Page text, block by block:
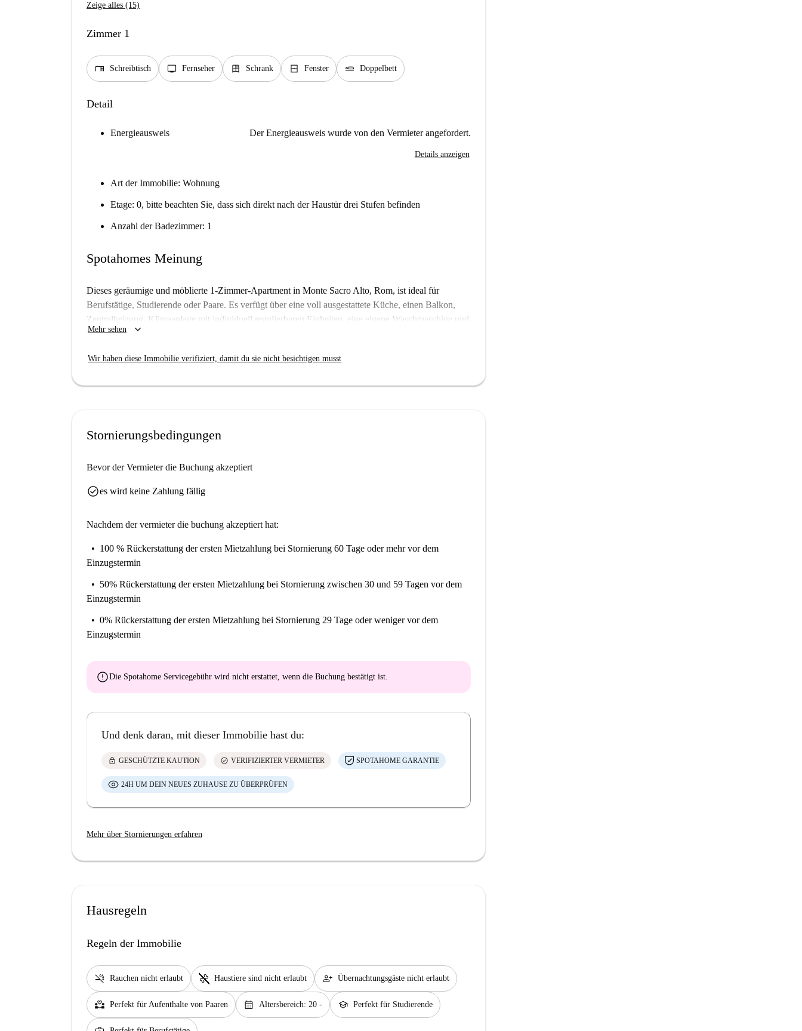
Zeige alles (15)
Zimmer 1
desk Schreibtisch tv Fernseher dresser Schrank window_closed Fenster airline_seat_flat Doppelbett
Detail
Energieausweis Der Energieausweis wurde von den Vermieter angefordert.
Details anzeigen
Art der Immobilie: Wohnung
Etage: 0, bitte beachten Sie, dass sich direkt nach der Haustür drei Stufen befinden
Anzahl der Badezimmer: 1
Spotahomes Meinung
Dieses geräumige und möblierte 1-Zimmer-Apartment in Monte Sacro Alto, Rom, ist ideal für
Berufstätige, Studierende oder Paare. Es verfügt über eine voll ausgestattete Küche, einen Balkon,
Zentralheizung, Klimaanlage mit individuell regulierbaren Einheiten, eine eigene Waschmaschine und
einen Geschirrspüler. Die Unterkunft wurde von Spotahome persönlich geprüft – zu Ihrer Sicherheit.
Monte Sacro Alto ist ein charmantes Viertel in Rom, bekannt für seine vielfältigen
Asporto und das Fermento 6 Bufalotta. Auch Supermärkte wie Alimentari Boco Vanni bieten
Mehr sehen keyboard_arrow_down
Wir haben diese Immobilie verifiziert, damit du sie nicht besichtigen musst
Stornierungsbedingungen
Bevor der Vermieter die Buchung akzeptiert
check_circlees wird keine Zahlung fällig
Nachdem der vermieter die buchung akzeptiert hat:
100 % Rückerstattung der ersten Mietzahlung bei Stornierung 60 Tage oder mehr vor dem
Einzugstermin
50% Rückerstattung der ersten Mietzahlung bei Stornierung zwischen 30 und 59 Tagen vor dem
Einzugstermin
0% Rückerstattung der ersten Mietzahlung bei Stornierung 29 Tage oder weniger vor dem
Einzugstermin
errorDie Spotahome Servicegebühr wird nicht erstattet, wenn die Buchung bestätigt ist.
Und denk daran, mit dieser Immobilie hast du:
lock GESCHÜTZTE KAUTION check_circle VERIFIZIERTER VERMIETER SPOTAHOME GARANTIE
24H UM DEIN NEUES ZUHAUSE ZU ÜBERPRÜFEN
Mehr über Stornierungen erfahren
Hausregeln
Regeln der Immobilie
smoke_free Rauchen nicht erlaubt pet_supplies Haustiere sind nicht erlaubt person_add Übernachtungsgäste nicht erlaubt
partner_heart Perfekt für Aufenthalte von Paaren calendar_month Altersbereich: 20 - school Perfekt für Studierende